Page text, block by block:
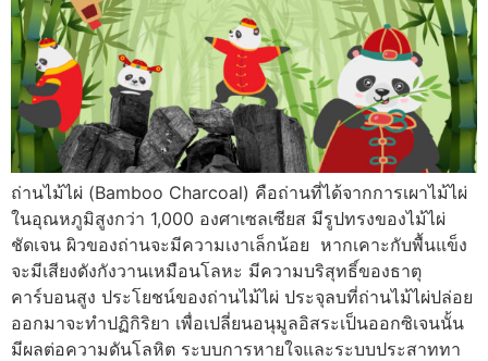
ถ่านไม้ไผ่ (Bamboo Charcoal) คือถ่านที่ได้จากการเผาไม้ไผ่
ในอุณหภูมิสูงกว่า 1,000 องศาเซลเซียส มีรูปทรงของไม้ไผ่
ชัดเจน ผิวของถ่านจะมีความเงาเล็กน้อย หากเคาะกับพื้นแข็ง
จะมีเสียงดังกังวานเหมือนโลหะ มีความบริสุทธิ์ของธาตุ
คาร์บอนสูง ประโยชน์ของถ่านไม้ไผ่ ประจุลบที่ถ่านไม้ไผ่ปล่อย
ออกมาจะทำปฏิกิริยา เพื่อเปลี่ยนอนุมูลอิสระเป็นออกซิเจนนั้น
มีผลต่อความดันโลหิต ระบบการหายใจและระบบประสาททา